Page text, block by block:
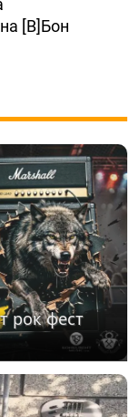
[B]Бон
рок фест